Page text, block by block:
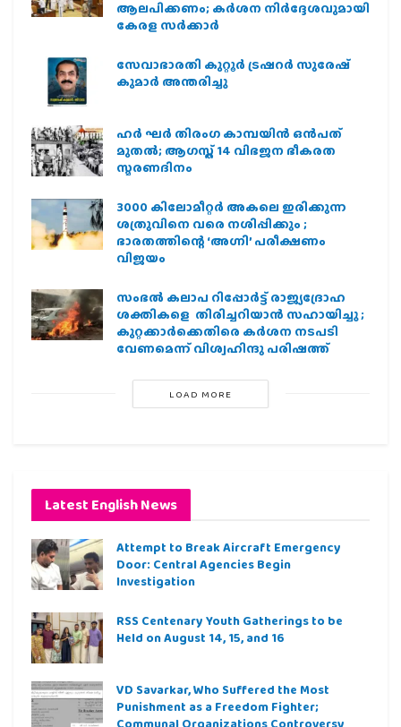
ആലപിക്കണം; കർശന നിർദ്ദേശവുമായി
കേരള സർക്കാർ
സേവാഭാരതി കുറ്റൂർ ട്രഷറർ സുരേഷ്
കുമാർ അന്തരിച്ചു
ഹര്‍ ഘര്‍ തിരംഗ കാമ്പയിന്‍ ഒന്‍പത്
മുതല്‍; ആഗസ്ത് 14 വിഭജന ഭീകരത
സ്മരണദിനം
3000 കിലോമീറ്റർ അകലെ ഇരിക്കുന്ന
ശത്രുവിനെ വരെ നശിപ്പിക്കും ;
ഭാരതത്തിന്റെ ‘അഗ്നി’ പരീക്ഷണം
വിജയം
സംഭൽ കലാപ റിപ്പോർട്ട് രാജ്യദ്രോഹ
ശക്തികളെ തിരിച്ചറിയാൻ സഹായിച്ചു ;
കുറ്റക്കാർക്കെതിരെ കർശന നടപടി
വേണമെന്ന് വിശ്വഹിന്ദു പരിഷത്ത്
LOAD MORE
Latest English News
Attempt to Break Aircraft Emergency
Door: Central Agencies Begin
Investigation
RSS Centenary Youth Gatherings to be
Held on August 14, 15, and 16
VD Savarkar, Who Suffered the Most
Punishment as a Freedom Fighter;
Communal Organizations Controversy